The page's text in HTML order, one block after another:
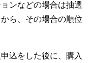
ンなどの場合は抽選
ら、その場合の順位
込をした後に、購入